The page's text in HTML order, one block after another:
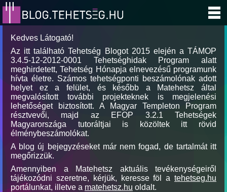
Kedves Látogató!
Az itt található Tehetség Blogot 2015 elején a TÁMOP
3.4.5-12-2012-0001 Tehetséghidak Program alatt
meghirdetett, Tehetség Hónapja elnevezésű programunk
hívta életre. Számos tehetségponti beszámolónak adott
helyet ez a felület, és később a Matehetsz által
megvalósított további projekteknek is megjelenési
lehetőséget biztosított. A Magyar Templeton Program
résztvevői, majd az EFOP 3.2.1 Tehetségek
Magyarországa tutoráltjai is közöltek itt rövid
élménybeszámolókat.
A blog új bejegyzéseket már nem fogad, de tartalmát itt
megőrizzük.
Amennyiben a Matehetsz aktuális tevékenységeiről
tájékozódni szeretne, kérjük, keresse föl a tehetseg.hu
portálunkat, illetve a matehetsz.hu oldalt.